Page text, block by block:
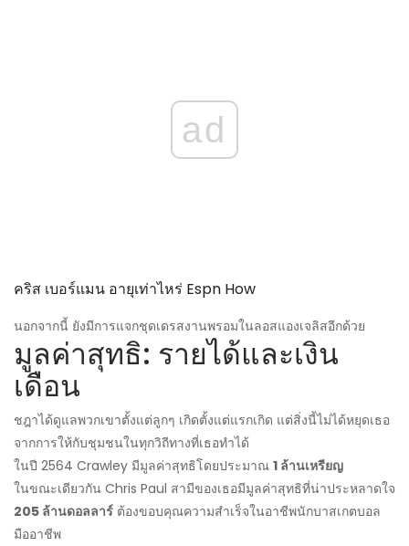
ad
คริส เบอร์แมน อายุเท่าไหร่ Espn How
นอกจากนี้ ยังมีการแจกชุดเดรสงานพรอมในลอสแองเจลิสอีกด้วย
มูลค่าสุทธิ: รายได้และเงิน
เดือน
ชฎาได้ดูแลพวกเขาตั้งแต่ลูกๆ เกิดตั้งแต่แรกเกิด แต่สิ่งนี้ไม่ได้หยุดเธอ
จากการให้กับชุมชนในทุกวิถีทางที่เธอทำได้
ในปี 2564 Crawley มีมูลค่าสุทธิโดยประมาณ 1 ล้านเหรียญ
ในขณะเดียวกัน Chris Paul สามีของเธอมีมูลค่าสุทธิที่น่าประหลาดใจ
205 ล้านดอลลาร์ ต้องขอบคุณความสำเร็จในอาชีพนักบาสเกตบอล
มืออาชีพ